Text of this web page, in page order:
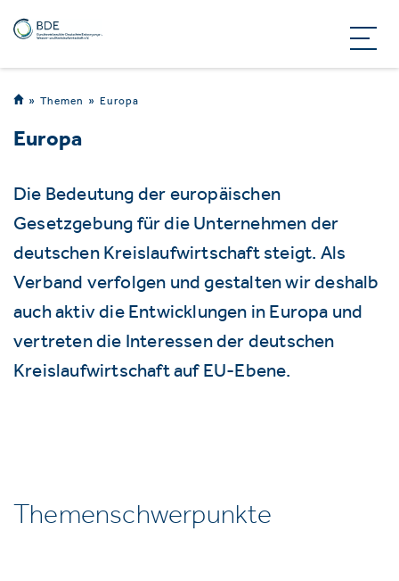
Themen Europa
Europa
Die Bedeutung der europäischen
Gesetzgebung für die Unternehmen der
deutschen Kreislaufwirtschaft steigt. Als
Verband verfolgen und gestalten wir deshalb
auch aktiv die Entwicklungen in Europa und
vertreten die Interessen der deutschen
Kreislaufwirtschaft auf EU-Ebene.
Themenschwerpunkte